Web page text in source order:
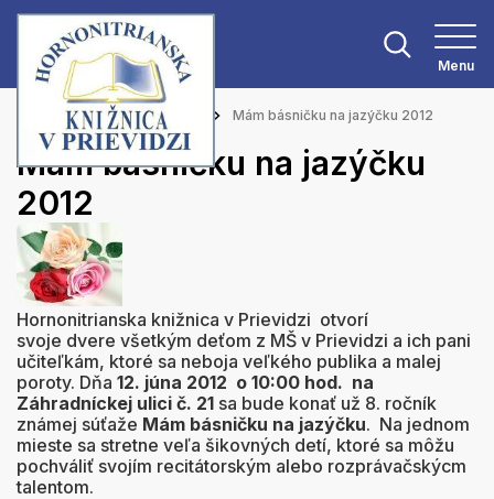
Menu
Hlavná stránka Aktuality Mám básničku na jazýčku 2012
Mám básničku na jazýčku
2012
Hornonitrianska knižnica v Prievidzi otvorí
svoje dvere všetkým deťom z MŠ v Prievidzi a ich pani
učiteľkám, ktoré sa neboja veľkého publika a malej
poroty. Dňa 12. júna 2012 o 10:00 hod. na
Záhradníckej ulici č. 21 sa bude konať už 8. ročník
známej súťaže Mám básničku na jazýčku. Na jednom
mieste sa stretne veľa šikovných detí, ktoré sa môžu
pochváliť svojím recitátorským alebo rozprávačskýcm
talentom.